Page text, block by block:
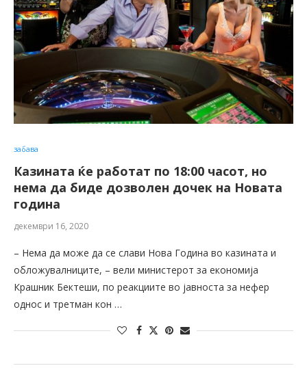
забава
Казината ќе работат по 18:00 часот, но
нема да биде дозволен дочек на Новата
година
декември 16, 2020
– Нема да може да се слави Нова Година во казината и
обложувалниците, – вели министерот за економија
Крашник Бектеши, по реакциите во јавноста за нефер
однос и третман кон …